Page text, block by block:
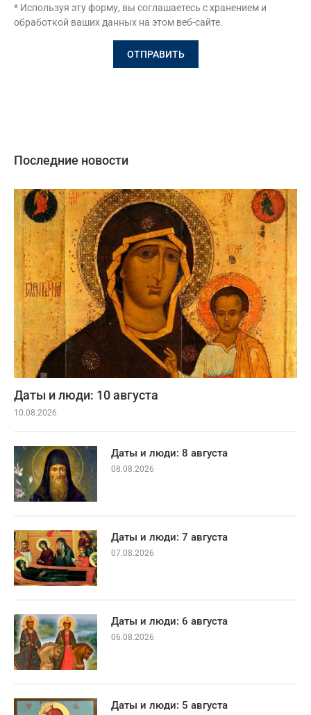
* Используя эту форму, вы соглашаетесь с хранением и
обработкой ваших данных на этом веб-сайте.
Последние новости
Даты и люди: 10 августа
10.08.2026
Даты и люди: 8 августа
08.08.2026
Даты и люди: 7 августа
07.08.2026
Даты и люди: 6 августа
06.08.2026
Даты и люди: 5 августа